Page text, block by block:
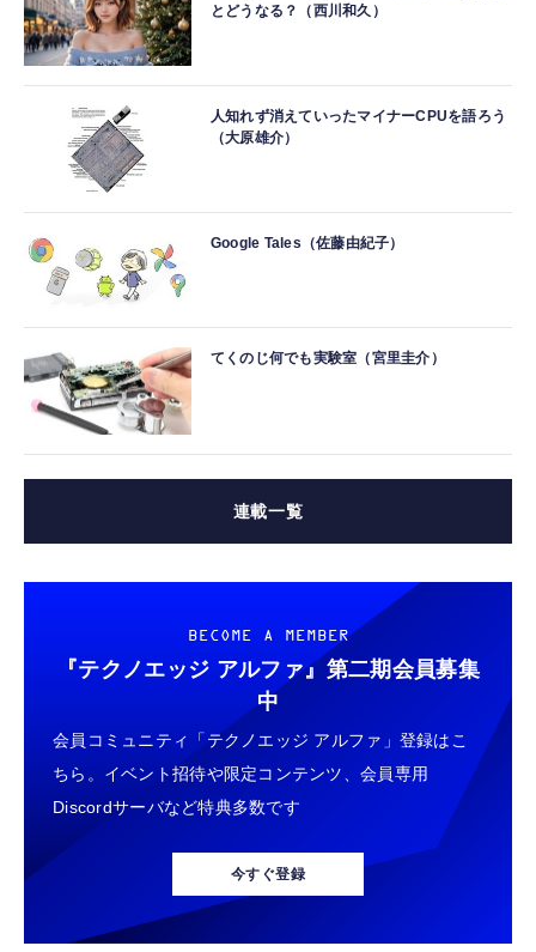
とどうなる？（西川和久）
人知れず消えていったマイナーCPUを語ろう
（大原雄介）
Google Tales（佐藤由紀子）
てくのじ何でも実験室（宮里圭介）
連載一覧
BECOME A MEMBER
『テクノエッジ アルファ』 第二期会員募集
中
会員コミュニティ「テクノエッジ アルファ」登録はこ
ちら。イベント招待や限定コンテンツ、会員専用
Discordサーバなど特典多数です
今すぐ登録